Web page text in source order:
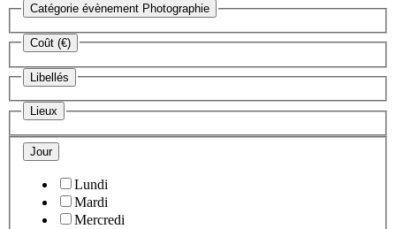
Catégorie évènement Photographie
Coût (€)
Libellés
Lieux
Jour
Lundi
Mardi
Mercredi